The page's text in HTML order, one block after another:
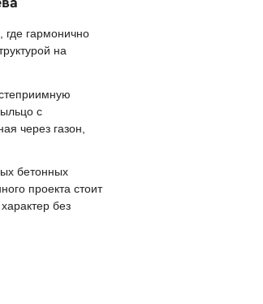
, где гармонично
на
с
через газон,
бетонных
проекта стоит
без